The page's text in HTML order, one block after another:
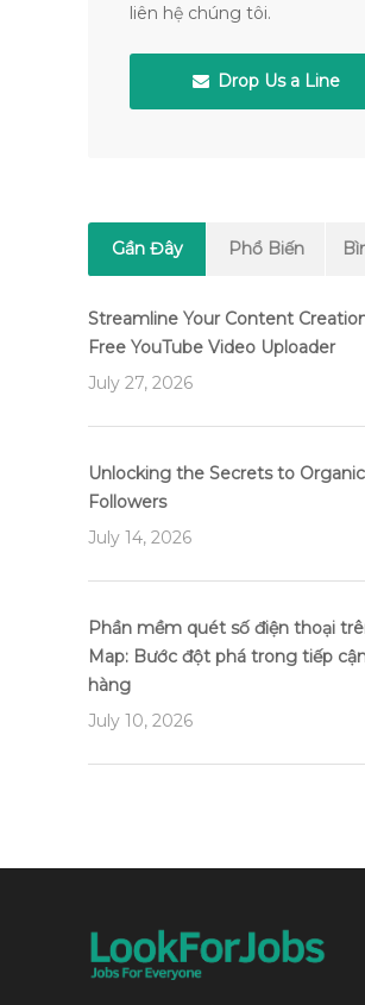
liên hệ chúng tôi.
Drop Us a Line
Gần Đây Phổ Biến
Streamline Your Content
Free YouTube Video Uploader
July 27, 2026
Unlocking the Secrets to
Followers
July 14, 2026
Phần mềm quét số điện thoại
Map: Bước đột phá trong tiếp
hàng
July 10, 2026